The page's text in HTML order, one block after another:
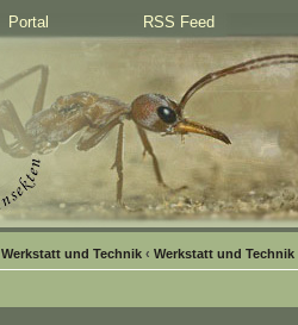
Portal RSS Feed
Werkstatt und Technik ‹ Werkstatt und Technik